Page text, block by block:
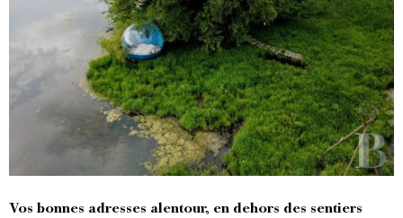
Vos bonnes adresses alentour, en dehors des sentiers